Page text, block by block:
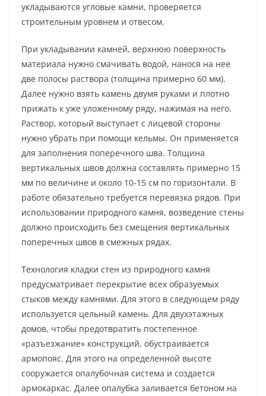
укладываются угловые камни, проверяется
строительным уровнем и отвесом.
При укладывании камней, верхнюю поверхность
материала нужно смачивать водой, нанося на нее
две полосы раствора (толщина примерно 60 мм).
Далее нужно взять камень двумя руками и плотно
прижать к уже уложенному ряду, нажимая на него.
Раствор, который выступает с лицевой стороны
нужно убрать при помощи кельмы. Он применяется
для заполнения поперечного шва. Толщина
вертикальных швов должна составлять примерно 15
мм по величине и около 10-15 см по горизонтали. В
работе обязательно требуется перевязка рядов. При
использовании природного камня, возведение стены
должно происходить без смещения вертикальных
поперечных швов в смежных рядах.
Технология кладки стен из природного камня
предусматривает перекрытие всех образуемых
стыков между камнями. Для этого в следующем ряду
используется цельный камень. Для двухэтажных
домов, чтобы предотвратить постепенное
«разъезжание» конструкций, обустраивается
армопояс. Для этого на определенной высоте
сооружается опалубочная система и создается
армокаркас. Далее опалубка заливается бетоном на